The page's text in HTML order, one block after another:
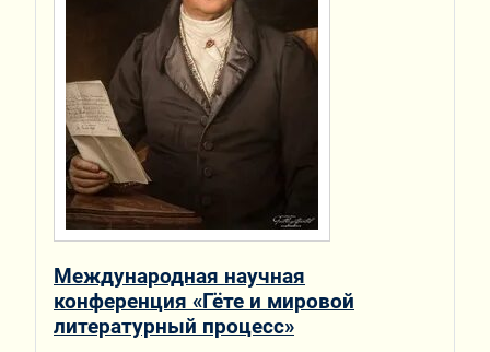
Международная научная
конференция «Гёте и мировой
литературный процесс»